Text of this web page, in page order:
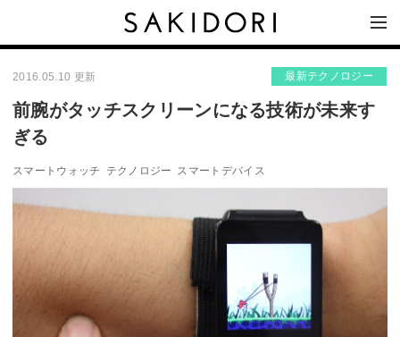
2016.05.10 更新 最新テクノロジー
前腕がタッチスクリーンになる技術が未来す
ぎる
スマートウォッチ テクノロジー スマートデバイス